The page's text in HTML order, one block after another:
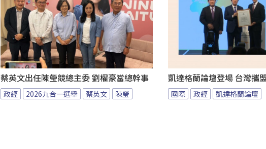
蔡英文出任陳瑩競總主委 劉櫂豪當總幹事
政經 2026九合一選舉 蔡英文 陳瑩
凱達格蘭論壇登場 台灣攜
國際 政經 凱達格蘭論壇